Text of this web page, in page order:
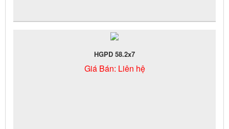
HGPD 58.2x7
Giá Bán: Liên hệ